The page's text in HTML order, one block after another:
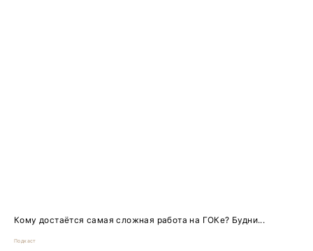
Кому достаётся самая сложная работа на ГОКе? Будни...
Подкаст